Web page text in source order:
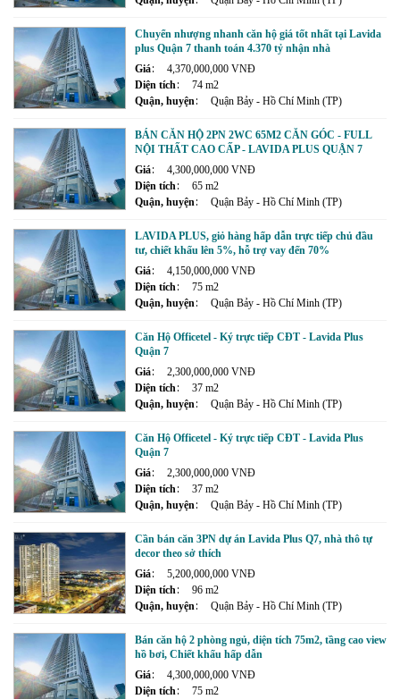
Chuyển nhượng nhanh căn hộ giá tốt nhất tại Lavida
plus Quận 7 thanh toán 4.370 tỷ nhận nhà
Giá
4,370,000,000 VNĐ
Diện tích
74 m2
Quận, huyện
Quận Bảy - Hồ Chí Minh (TP)
BÁN CĂN HỘ 2PN 2WC 65M2 CĂN GÓC - FULL
NỘI THẤT CAO CẤP - LAVIDA PLUS QUẬN 7
Giá
4,300,000,000 VNĐ
Diện tích
65 m2
Quận, huyện
Quận Bảy - Hồ Chí Minh (TP)
LAVIDA PLUS, giỏ hàng hấp dẫn trực tiếp chủ đầu
tư, chiết khấu lên 5%, hỗ trợ vay đến 70%
Giá
4,150,000,000 VNĐ
Diện tích
75 m2
Quận, huyện
Quận Bảy - Hồ Chí Minh (TP)
Căn Hộ Officetel - Ký trực tiếp CĐT - Lavida Plus
Quận 7
Giá
2,300,000,000 VNĐ
Diện tích
37 m2
Quận, huyện
Quận Bảy - Hồ Chí Minh (TP)
Căn Hộ Officetel - Ký trực tiếp CĐT - Lavida Plus
Quận 7
Giá
2,300,000,000 VNĐ
Diện tích
37 m2
Quận, huyện
Quận Bảy - Hồ Chí Minh (TP)
Cần bán căn 3PN dự án Lavida Plus Q7, nhà thô tự
decor theo sở thích
Giá
5,200,000,000 VNĐ
Diện tích
96 m2
Quận, huyện
Quận Bảy - Hồ Chí Minh (TP)
Bán căn hộ 2 phòng ngủ, diện tích 75m2, tầng cao view
hồ bơi, Chiết khấu hấp dẫn
Giá
4,300,000,000 VNĐ
Diện tích
75 m2